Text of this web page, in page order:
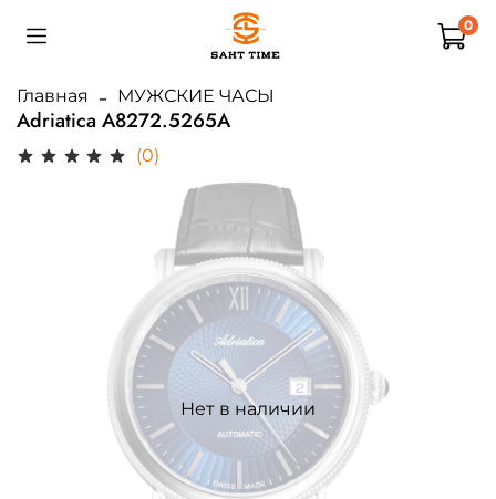
0
Главная МУЖСКИЕ ЧАСЫ
Adriatica A8272.5265A
(0)
Нет в наличии